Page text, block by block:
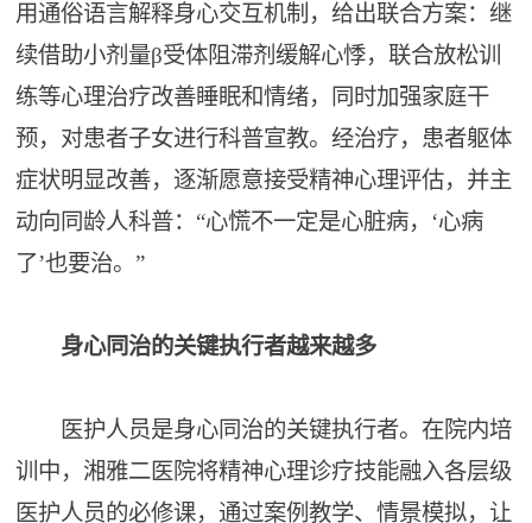
用通俗语言解释身心交互机制，给出联合方案：继
续借助小剂量β受体阻滞剂缓解心悸，联合放松训
练等心理治疗改善睡眠和情绪，同时加强家庭干
预，对患者子女进行科普宣教。经治疗，患者躯体
症状明显改善，逐渐愿意接受精神心理评估，并主
动向同龄人科普：“心慌不一定是心脏病，‘心病
了’也要治。”
身心同治的关键执行者越来越多
医护人员是身心同治的关键执行者。在院内培
训中，湘雅二医院将精神心理诊疗技能融入各层级
医护人员的必修课，通过案例教学、情景模拟，让